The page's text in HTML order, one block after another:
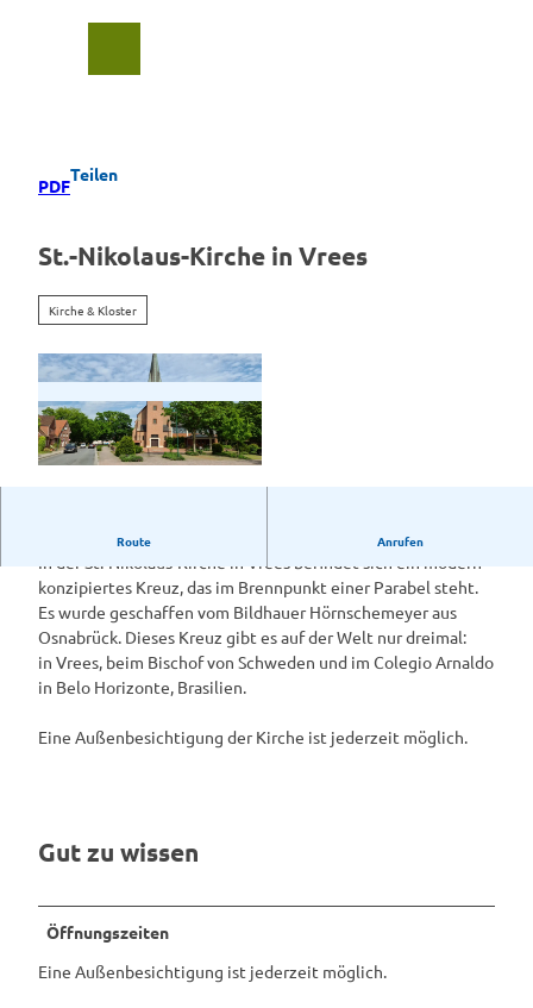
PDF
Teilen
St.-Nikolaus-Kirche in Vrees
Kirche & Kloster
N
i
k
o
l
u
r
h
e
n
Route Anrufen
St.-Nikolaus-Kirche in Vrees
In der St.-Nikolaus-Kirche in Vrees befindet sich ein modern
konzipiertes Kreuz, das im Brennpunkt einer Parabel steht.
Es wurde geschaffen vom Bildhauer Hörnschemeyer aus
Osnabrück. Dieses Kreuz gibt es auf der Welt nur dreimal:
in Vrees, beim Bischof von Schweden und im Colegio Arnaldo
in Belo Horizonte, Brasilien.
Eine Außenbesichtigung der Kirche ist jederzeit möglich.
Gut zu wissen
Öffnungszeiten
Eine Außenbesichtigung ist jederzeit möglich.